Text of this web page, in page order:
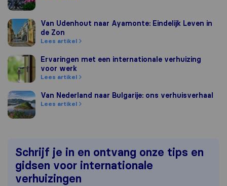
Van Udenhout naar Ayamonte: Eindelijk Leven in de Zon
Van Udenhout naar Ayamonte: Eindelijk Leven in
de Zon
Lees artikel
Ervaringen met een internationale verhuizing voor werk
Ervaringen met een internationale verhuizing
voor werk
Lees artikel
Van Nederland naar Bulgarije: ons verhuisverhaal
Van Nederland naar Bulgarije: ons verhuisverhaal
Lees artikel
Schrijf je in en ontvang onze tips en
gidsen voor internationale
verhuizingen